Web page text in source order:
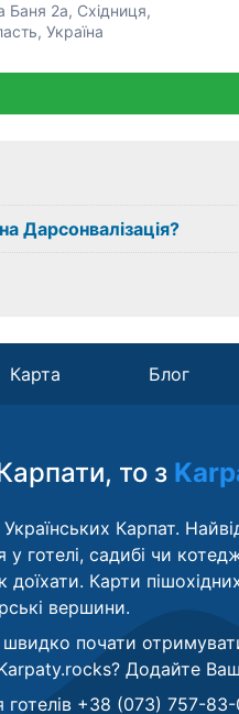
Баня 2а, Східниця,
Україна
Дарсонвалізація?
Карта Блог
то з
Карпат.
готелі, садибі чи
доїхати. Карти
вершини.
почати
Додайте
готелів +38 (073) 757-